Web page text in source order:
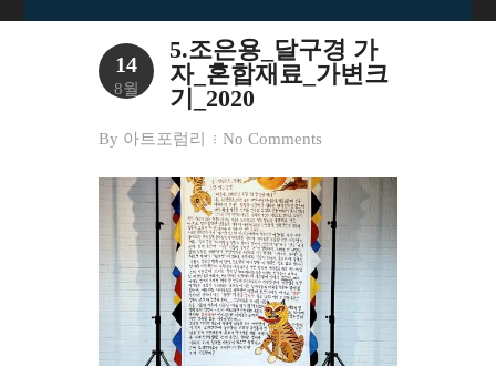
14
8월
5.조은용_달구경 가
자_혼합재료_가변크
기_2020
By 아트포럼리 No Comments